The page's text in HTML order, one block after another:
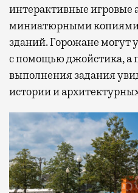
интерактивные игровые
миниатюрными копиями
зданий. Горожане могут
с помощью джойстика, а
выполнения задания
истории и